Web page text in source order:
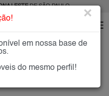
LESTEDE SÃO PAULO
GUILHERMINA
Zona Leste de São Paulo
×
em nossa base de
do mesmo perfil!